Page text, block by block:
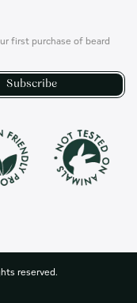
first purchase of beard
Subscribe
reserved.